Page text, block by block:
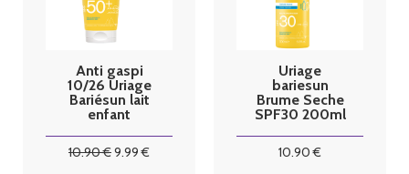
Anti gaspi
10/26 Uriage
Bariésun lait
enfant
10.90€9.99 €
Uriage
bariesun
Brume Seche
SPF30 200ml
10.90 €